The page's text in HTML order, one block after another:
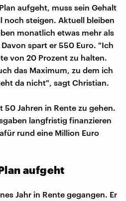
aufgeht, muss sein Gehalt
noch steigen. Aktuell bleiben
monatlich etwas mehr als
spart er 550 Euro. "Ich
von 20 Prozent zu halten.
das Maximum, zu dem ich
da nicht", sagt Christian.
50 Jahren in Rente zu gehen.
langfristig finanzieren
rund eine Million Euro
aufgeht
Jahr in Rente gegangen. Er